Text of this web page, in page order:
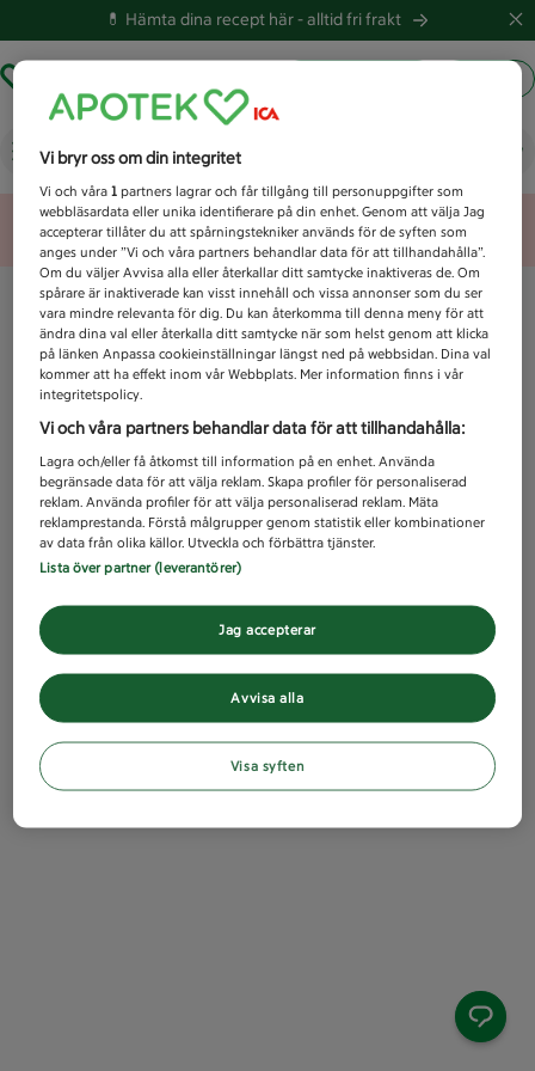
💊 Hämta dina recept här -alltid fri frakt
Vad letar du efter idag?
Unknown error
Vi bryr oss om din integritet
Vi och våra1 partners lagrar och får tillgång till personuppgifter som
webbläsardata eller unika identifierare på din enhet. Genom att välja Jag
accepterar tillåter du att spårningstekniker används för de syften som
anges under ”Vi och våra partners behandlar data för att tillhandahålla”.
Om du väljer Avvisa alla eller återkallar ditt samtycke inaktiveras de. Om
spårare är inaktiverade kan visst innehåll och vissa annonser som du ser
vara mindre relevanta för dig. Du kan återkomma till denna meny för att
ändra dina val eller återkalla ditt samtycke när som helst genom att klicka
på länken Anpassa cookieinställningar längst ned på webbsidan. Dina val
kommer att ha effekt inom vår Webbplats. Mer information finns i vår
integritetspolicy.
Vi och våra partners behandlar data för att tillhandahålla:
Lagra och/eller få åtkomst till information på en enhet. Använda
begränsade data för att välja reklam. Skapa profiler för personaliserad
reklam. Använda profiler för att välja personaliserad reklam. Mäta
reklamprestanda. Förstå målgrupper genom statistik eller kombinationer
av data från olika källor. Utveckla och förbättra tjänster.
Lista över partner (leverantörer)
Avvisa alla
Jag accepterar
Visa syften